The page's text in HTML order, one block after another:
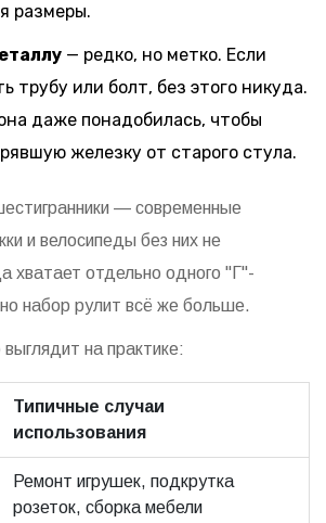
размеры.
— редко, но метко. Если
трубу или болт, без этого никуда.
даже понадобилась, чтобы
железку от старого стула.
— современные
и велосипеды без них не
хватает отдельно одного "Г"-
набор рулит всё же больше.
на практике:
Типичные случаи
использования
Ремонт игрушек, подкрутка
розеток, сборка мебели